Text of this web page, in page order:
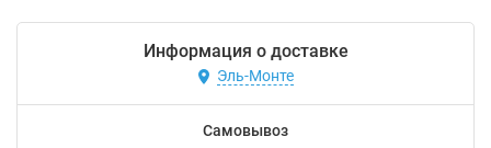
Информация о доставке
Эль-Монте
Самовывоз